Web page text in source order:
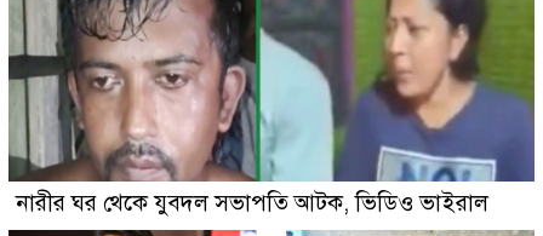
নারীর ঘর থেকে যুবদল সভাপতি আটক, ভিডিও ভাইরাল